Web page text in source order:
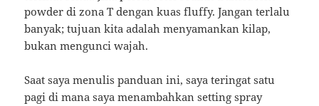
powder di zona T dengan kuas fluffy. Jangan terlalu
banyak; tujuan kita adalah menyamankan kilap,
bukan mengunci wajah.
Saat saya menulis panduan ini, saya teringat satu
pagi di mana saya menambahkan setting spray